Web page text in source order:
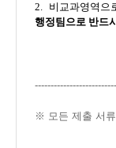
2. 비교과영역
행정팀으로 반드
※ 모든 제출 서